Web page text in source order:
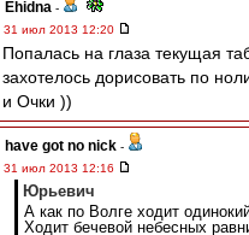
Ehidna -
31 июл 2013 12:20
Попалась на глаза текущая
захотелось дорисовать по
и Очки ))
have got no nick -
31 июл 2013 12:16
Юрьевич
А как по Волге ходит
Ходит бечевой небесных